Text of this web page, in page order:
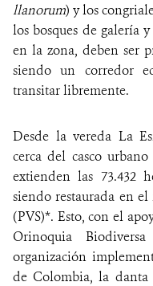
llanorum) y los
los bosques de galería
en la zona, deben ser
siendo un corredor
transitar libremente.
Desde la vereda La
cerca del casco
extienden las 73.432
siendo restaurada en
(PVS)*. Esto, con el
Orinoquia
organización
de Colombia, la